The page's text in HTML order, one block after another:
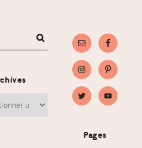
Pages